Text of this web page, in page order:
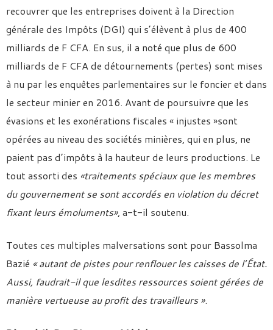
recouvrer que les entreprises doivent à la Direction
générale des Impôts (DGI) qui s’élèvent à plus de 400
milliards de F CFA. En sus, il a noté que plus de 600
milliards de F CFA de détournements (pertes) sont mises
à nu par les enquêtes parlementaires sur le foncier et dans
le secteur minier en 2016. Avant de poursuivre que les
évasions et les exonérations fiscales « injustes »sont
opérées au niveau des sociétés minières, qui en plus, ne
paient pas d’impôts à la hauteur de leurs productions. Le
tout assorti des «traitements spéciaux que les membres
du gouvernement se sont accordés en violation du décret
fixant leurs émoluments», a-t-il soutenu.
Toutes ces multiples malversations sont pour Bassolma
Bazié « autant de pistes pour renflouer les caisses de l’État.
Aussi, faudrait-il que lesdites ressources soient gérées de
manière vertueuse au profit des travailleurs ».